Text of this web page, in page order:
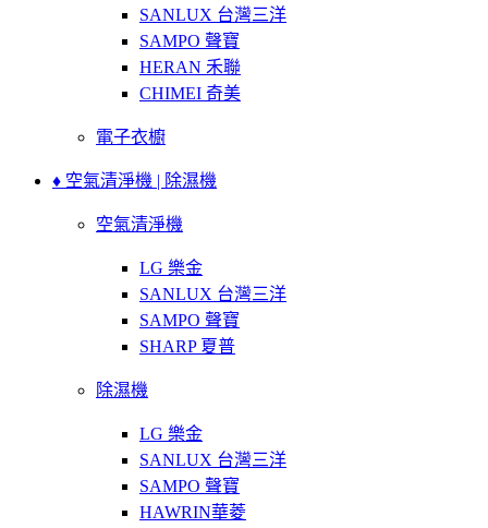
SANLUX 台灣三洋
SAMPO 聲寶
HERAN 禾聯
CHIMEI 奇美
電子衣櫥
♦ 空氣清淨機 | 除濕機
空氣清淨機
LG 樂金
SANLUX 台灣三洋
SAMPO 聲寶
SHARP 夏普
除濕機
LG 樂金
SANLUX 台灣三洋
SAMPO 聲寶
HAWRIN華菱